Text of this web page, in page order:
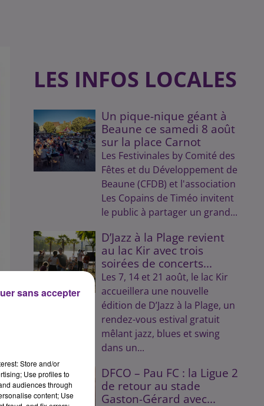
LES INFOS LOCALES
Un pique-nique géant à
Beaune ce samedi 8 août
sur la place Carnot
Les Festivinales by Comité des
Fêtes et du Développement de
Beaune (CFDB) et l'association
Les Copains de Timéo invitent
le public à partager un grand...
D’Jazz à la Plage revient
au lac Kir avec trois
soirées de concerts...
Les 7, 14 et 21 août, le lac Kir
accueillera une nouvelle
édition de D’Jazz à la Plage, un
rendez-vous estival gratuit
mêlant jazz, blues et swing
dans un...
DFCO – Pau FC : la Ligue 2
de retour au stade
Gaston-Gérard avec...
Store and/or
Use profiles to
audiences through
content; Use
sans accepter